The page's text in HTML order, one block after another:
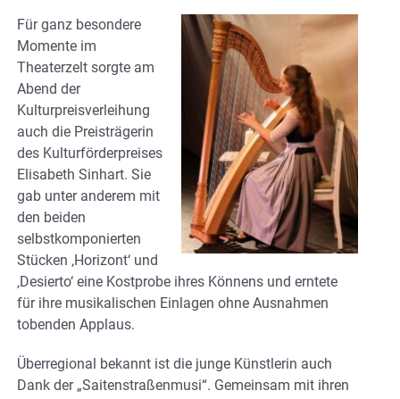
Für ganz besondere
Momente im
Theaterzelt sorgte am
Abend der
Kulturpreisverleihung
auch die Preisträgerin
des Kulturförderpreises
Elisabeth Sinhart. Sie
gab unter anderem mit
den beiden
selbstkomponierten
Stücken ‚Horizont‘ und
‚Desierto‘ eine Kostprobe ihres Könnens und erntete
für ihre musikalischen Einlagen ohne Ausnahmen
tobenden Applaus.
Überregional bekannt ist die junge Künstlerin auch
Dank der „Saitenstraßenmusi“. Gemeinsam mit ihren